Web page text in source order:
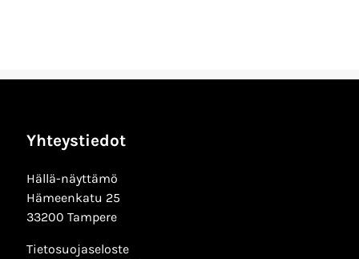
Yhteystiedot
Hällä-näyttämö
Hämeenkatu 25
33200 Tampere
Tietosuojaseloste